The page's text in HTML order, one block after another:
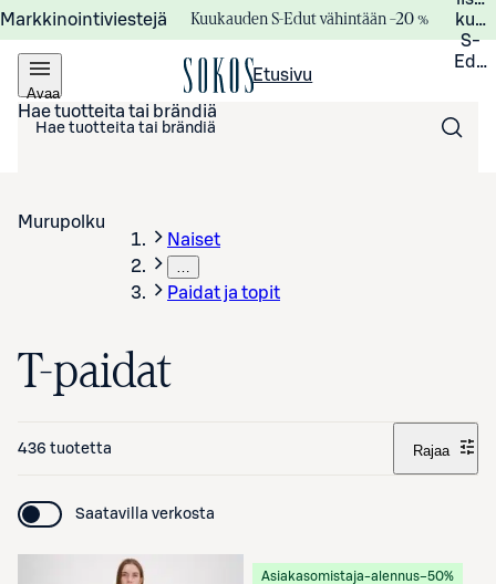
Markkinointiviestejä Kuukauden S-Edut vähintään –20 %
S-
Avaa
valikko
Etusivu
Hae tuotteita tai brändiä
Murupolku
Naiset
…
Paidat ja topit
T-paidat
436 tuotetta Rajaa
Saatavilla verkosta
Asiakasomistaja-alennus−50%